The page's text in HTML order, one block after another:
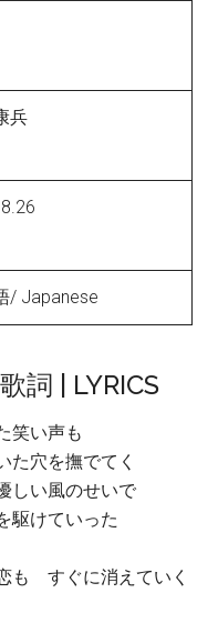
兵
/ Japanese
詞 | LYRICS
笑い声も
穴を撫でてく
しい風のせいで
駆けていった
も すぐに消えていく